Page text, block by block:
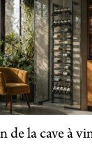
de la cave à